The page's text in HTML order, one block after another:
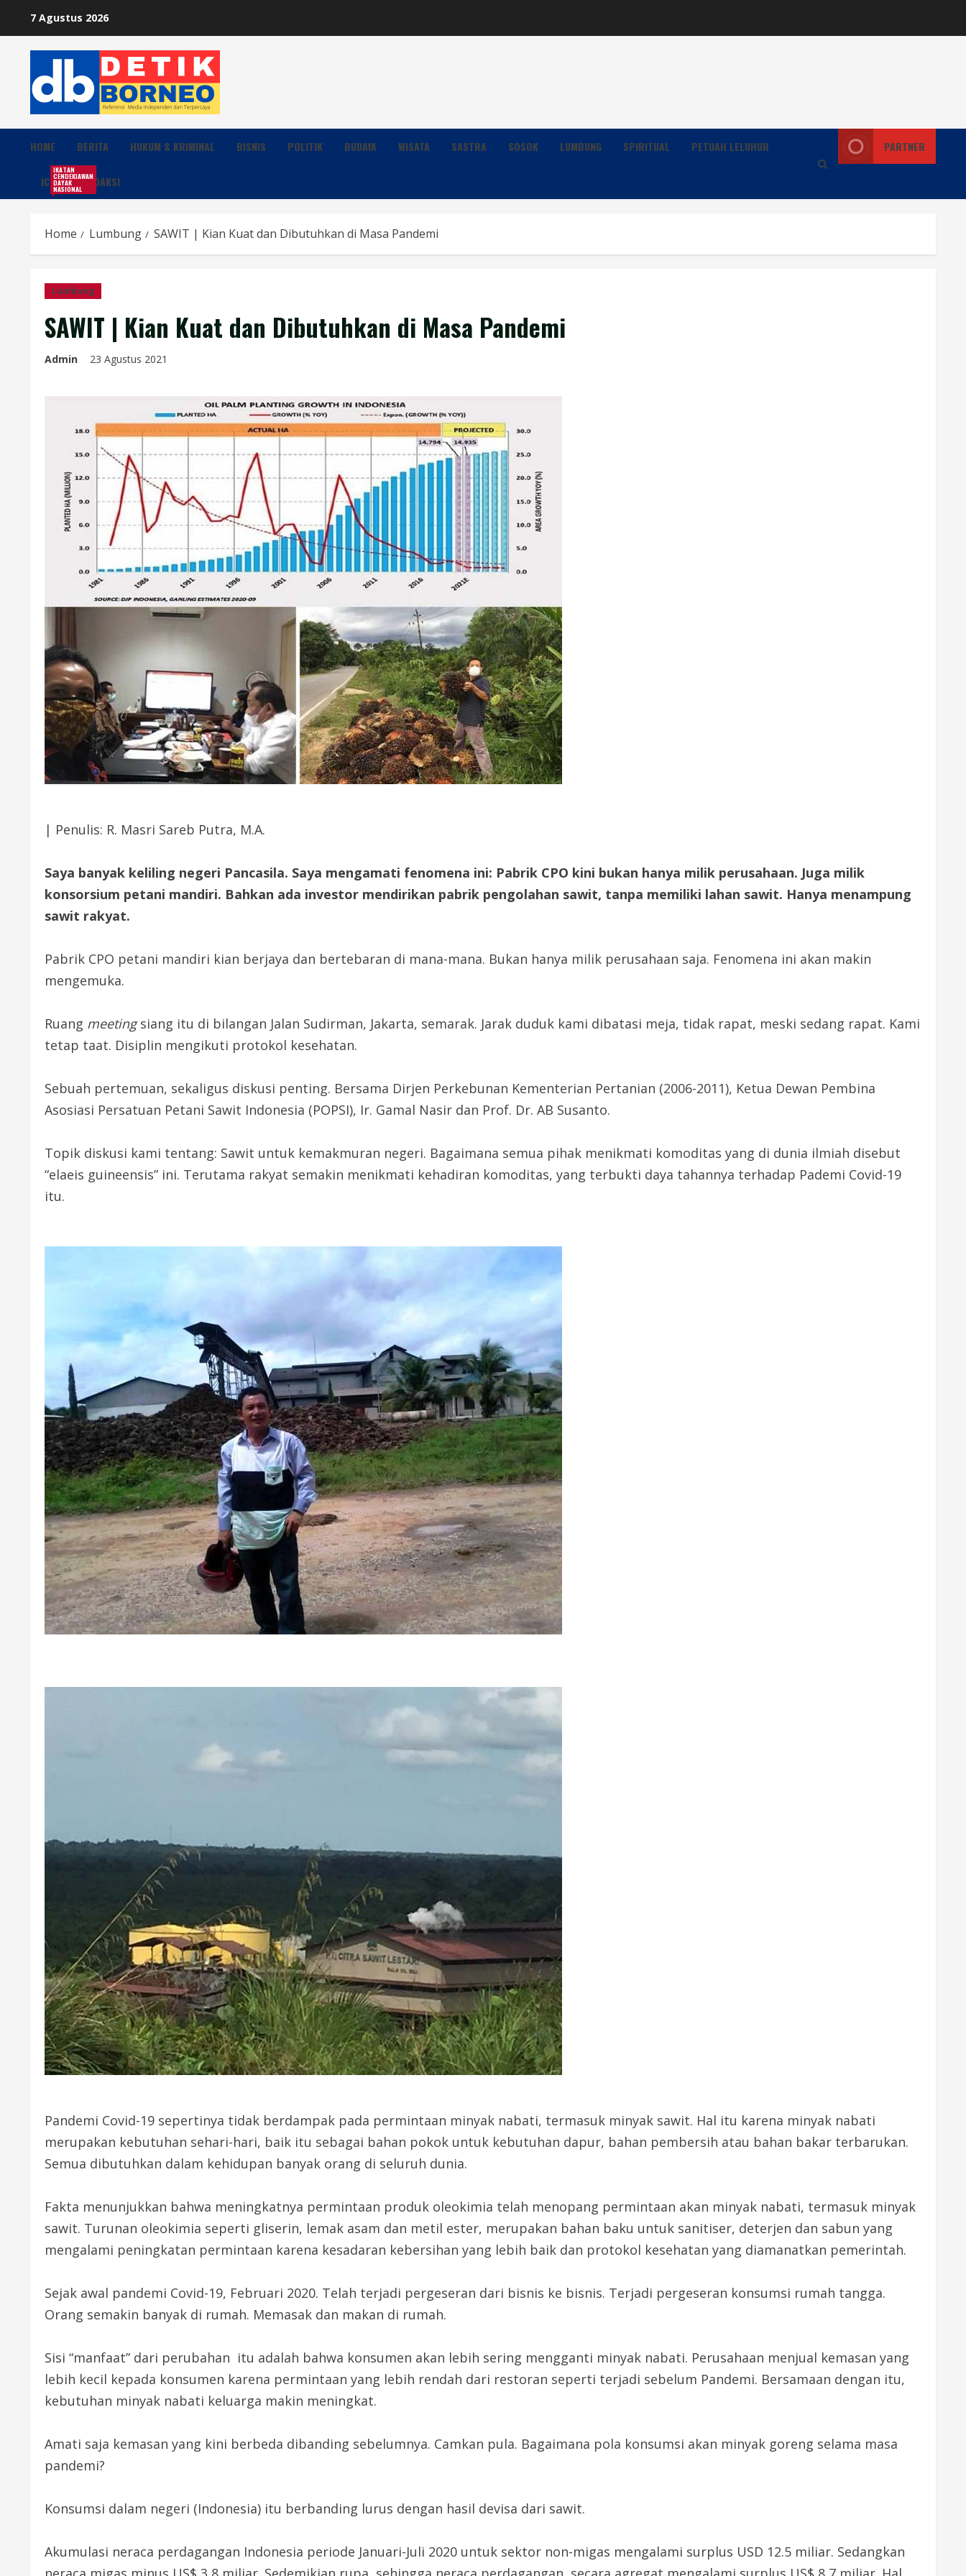
content
7 Agustus 2026
HOME BERITA HUKUM & KRIMINAL BISNIS POLITIK BUDAYA WISATA SASTRA SOSOK LUMBUNG SPIRITUAL PETUAH LELUHUR
ICDN
IKATAN
CENDEKIAWAN
DAYAK
NASIONALREDAKSI
PARTNER
Home Lumbung SAWIT | Kian Kuat dan Dibutuhkan di Masa Pandemi
Lumbung
SAWIT | Kian Kuat dan Dibutuhkan di Masa Pandemi
Admin 23 Agustus 2021
| Penulis: R. Masri Sareb Putra, M.A.
Saya banyak keliling negeri Pancasila. Saya mengamati fenomena ini: Pabrik CPO kini bukan hanya milik perusahaan. Juga milik
konsorsium petani mandiri. Bahkan ada investor mendirikan pabrik pengolahan sawit, tanpa memiliki lahan sawit. Hanya menampung
sawit rakyat.
Pabrik CPO petani mandiri kian berjaya dan bertebaran di mana-mana. Bukan hanya milik perusahaan saja. Fenomena ini akan makin
mengemuka.
Ruang meetingsiang itu di bilangan Jalan Sudirman, Jakarta, semarak. Jarak duduk kami dibatasi meja, tidak rapat, meski sedang rapat. Kami
tetap taat. Disiplin mengikuti protokol kesehatan.
Sebuah pertemuan, sekaligus diskusi penting. Bersama Dirjen Perkebunan Kementerian Pertanian (2006-2011), Ketua Dewan Pembina
Asosiasi Persatuan Petani Sawit Indonesia (POPSI), Ir. Gamal Nasir dan Prof. Dr. AB Susanto.
Topik diskusi kami tentang: Sawit untuk kemakmuran negeri. Bagaimana semua pihak menikmati komoditas yang di dunia ilmiah disebut
“elaeis guineensis” ini. Terutama rakyat semakin menikmati kehadiran komoditas, yang terbukti daya tahannya terhadap Pademi Covid-19
itu.
Pandemi Covid-19 sepertinya tidak berdampak pada permintaan minyak nabati, termasuk minyak sawit. Hal itu karena minyak nabati
merupakan kebutuhan sehari-hari, baik itu sebagai bahan pokok untuk kebutuhan dapur, bahan pembersih atau bahan bakar terbarukan.
Semua dibutuhkan dalam kehidupan banyak orang di seluruh dunia.
Fakta menunjukkan bahwa meningkatnya permintaan produk oleokimia telah menopang permintaan akan minyak nabati, termasuk minyak
sawit. Turunan oleokimia seperti gliserin, lemak asam dan metil ester, merupakan bahan baku untuk sanitiser, deterjen dan sabun yang
mengalami peningkatan permintaan karena kesadaran kebersihan yang lebih baik dan protokol kesehatan yang diamanatkan pemerintah.
Sejak awal pandemi Covid-19, Februari 2020. Telah terjadi pergeseran dari bisnis ke bisnis. Terjadi pergeseran konsumsi rumah tangga.
Orang semakin banyak di rumah. Memasak dan makan di rumah.
Sisi “manfaat” dari perubahan itu adalah bahwa konsumen akan lebih sering mengganti minyak nabati. Perusahaan menjual kemasan yang
lebih kecil kepada konsumen karena permintaan yang lebih rendah dari restoran seperti terjadi sebelum Pandemi. Bersamaan dengan itu,
kebutuhan minyak nabati keluarga makin meningkat.
Amati saja kemasan yang kini berbeda dibanding sebelumnya. Camkan pula. Bagaimana pola konsumsi akan minyak goreng selama masa
pandemi?
Konsumsi dalam negeri (Indonesia) itu berbanding lurus dengan hasil devisa dari sawit.
Akumulasi neraca perdagangan Indonesia periode Januari-Juli 2020 untuk sektor non-migas mengalami surplus USD 12.5 miliar. Sedangkan